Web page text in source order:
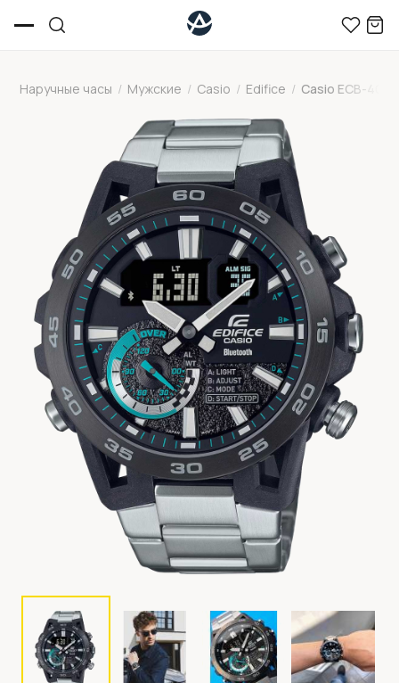
Наручные часы / Мужские / Casio / Edifice / Casio ECB-